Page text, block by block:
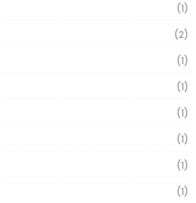
(1)
(2)
(1)
(1)
(1)
(1)
(1)
(1)